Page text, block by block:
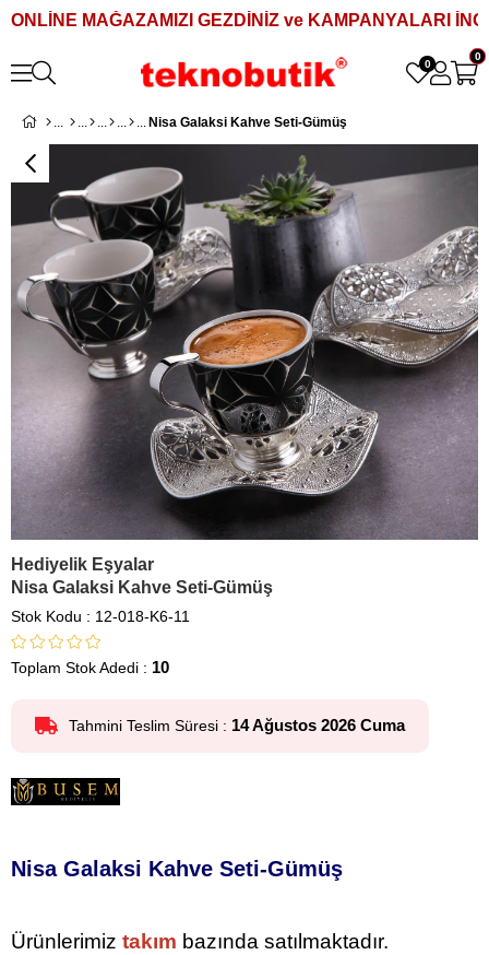
ONLİNE MAĞAZAMIZI GEZDİNİZ ve KAMPANYALARI
0
0
Nisa Galaksi Kahve Seti-Gümüş
Hediyelik Eşyalar
Nisa Galaksi Kahve Seti-Gümüş
Stok Kodu 12-018-K6-11
Toplam Stok Adedi : 10
Tahmini Teslim Süresi : 14 Ağustos 2026 Cuma
Nisa Galaksi Kahve Seti-Gümüş
Ürünlerimiz takım bazında satılmaktadır.